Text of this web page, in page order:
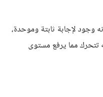
وجود لإجابة ثابتة وموحدة،
تتحرك مما يرفع مستوى